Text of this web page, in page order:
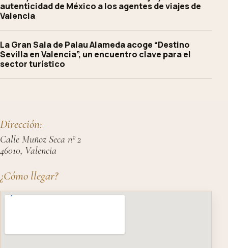
autenticidad de México a los agentes de viajes de
Valencia
La Gran Sala de Palau Alameda acoge “Destino
Sevilla en Valencia”, un encuentro clave para el
sector turístico
Dirección:
Calle Muñoz Seca nº 2
46010, Valencia
¿Cómo llegar?